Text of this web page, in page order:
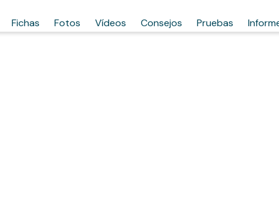
Fichas Fotos Vídeos Consejos Pruebas